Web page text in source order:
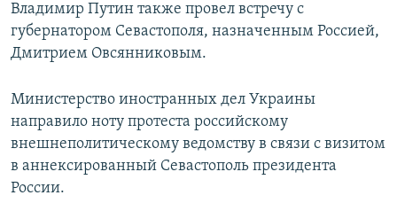
Владимир Путин также провел встречу с
губернатором Севастополя, назначенным Россией,
Дмитрием Овсянниковым.
Министерство иностранных дел Украины
направило ноту протеста российскому
внешнеполитическому ведомству в связи с визитом
в аннексированный Севастополь президента
России.